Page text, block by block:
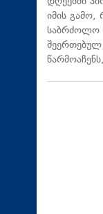
იმის გამო,
საბრძოლო
შეერთებულ